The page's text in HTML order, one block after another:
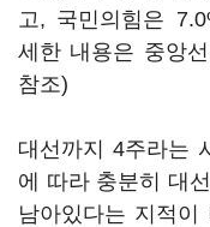
고, 국민의힘은
세한 내용은 중앙
참조)
대선까지 4주라는
에 따라 충분히 대
남아있다는 지적